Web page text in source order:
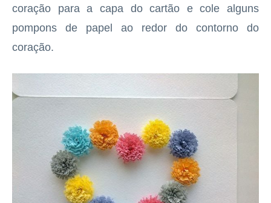
coração para a capa do cartão e cole alguns
pompons de papel ao redor do contorno do
coração.